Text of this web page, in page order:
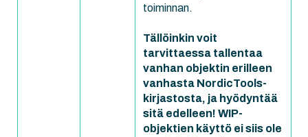
toiminnan.
Tällöinkin voit
tarvittaessa tallentaa
vanhan objektin erilleen
vanhasta NordicTools-
kirjastosta, ja hyödyntää
sitä edelleen! WIP-
objektien käyttö ei siis ole